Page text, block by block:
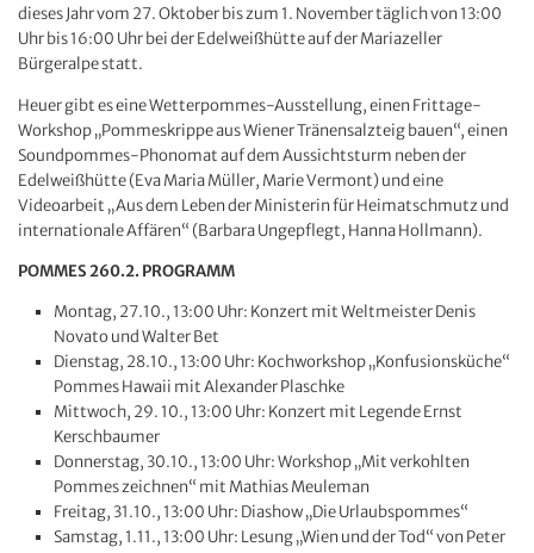
dieses Jahr vom 27. Oktober bis zum 1. November täglich von 13:00
Uhr bis 16:00 Uhr bei der Edelweißhütte auf der Mariazeller
Bürgeralpe statt.
Heuer gibt es eine Wetterpommes-Ausstellung, einen Frittage-
Workshop „Pommeskrippe aus Wiener Tränensalzteig bauen“, einen
Soundpommes-Phonomat auf dem Aussichtsturm neben der
Edelweißhütte (Eva Maria Müller, Marie Vermont) und eine
Videoarbeit „Aus dem Leben der Ministerin für Heimatschmutz und
internationale Affären“ (Barbara Ungepflegt, Hanna Hollmann).
POMMES 260.2. PROGRAMM
Montag, 27.10., 13:00 Uhr: Konzert mit Weltmeister Denis
Novato und Walter Bet
Dienstag, 28.10., 13:00 Uhr: Kochworkshop „Konfusionsküche“
Pommes Hawaii mit Alexander Plaschke
Mittwoch, 29. 10., 13:00 Uhr: Konzert mit Legende Ernst
Kerschbaumer
Donnerstag, 30.10., 13:00 Uhr: Workshop „Mit verkohlten
Pommes zeichnen“ mit Mathias Meuleman
Freitag, 31.10., 13:00 Uhr: Diashow „Die Urlaubspommes“
Samstag, 1.11., 13:00 Uhr: Lesung „Wien und der Tod“ von Peter